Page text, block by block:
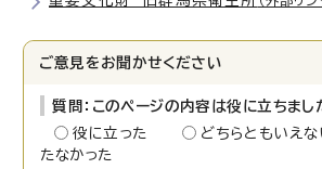
ご意見をお聞かせください
質問：このページの内容は役に立ちまし
役に立った
どちらともいえ
たなかった